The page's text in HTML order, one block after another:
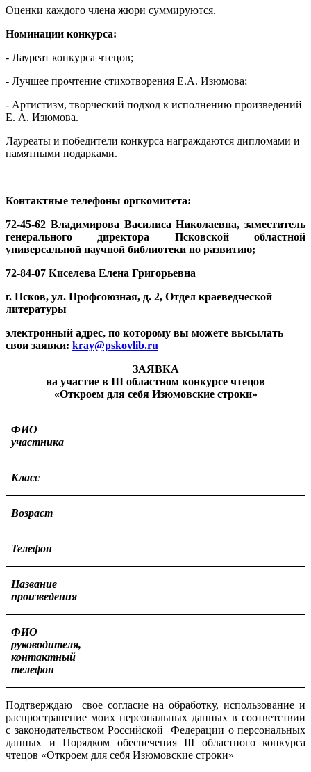
Оценки каждого члена жюри суммируются.
Номинации конкурса:
- Лауреат конкурса чтецов;
- Лучшее прочтение стихотворения Е.А. Изюмова;
- Артистизм, творческий подход к исполнению произведений
Е. А. Изюмова.
Лауреаты и победители конкурса награждаются дипломами и
памятными подарками.
Контактные телефоны оргкомитета:
72-45-62 Владимирова Василиса Николаевна, заместитель
генерального директора Псковской областной
универсальной научной библиотеки по развитию;
72-84-07 Киселева Елена Григорьевна
г. Псков, ул. Профсоюзная, д. 2, Отдел краеведческой
литературы
электронный адрес, по которому вы можете высылать
свои заявки: kray@pskovlib.ru
ЗАЯВКА
на участие в III областном конкурсе чтецов
«Откроем для себя Изюмовские строки»
ФИО
участника
Класс
Возраст
Телефон
Название
произведения
ФИО
руководителя,
контактный
телефон
Подтверждаю свое согласие на обработку, использование и
распространение моих персональных данных в соответствии
с законодательством Российской Федерации о персональных
данных и Порядком обеспечения III областного конкурса
чтецов «Откроем для себя Изюмовские строки»